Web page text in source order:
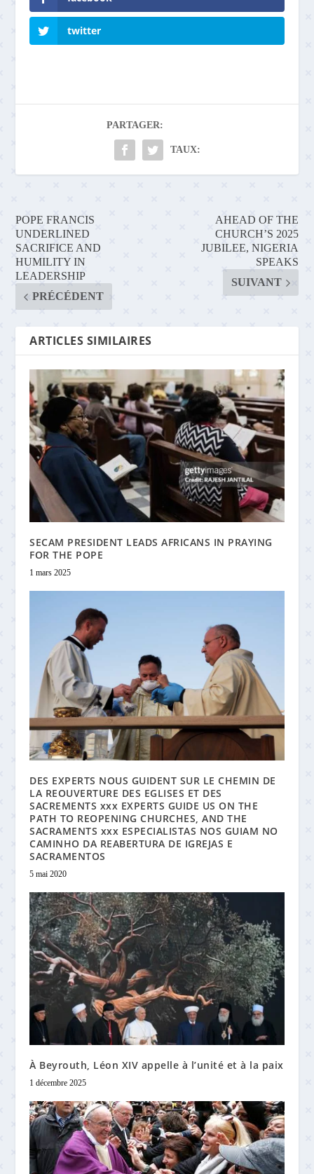
twitter
PARTAGER:
TAUX:
POPE FRANCIS
UNDERLINED
SACRIFICE AND
HUMILITY IN
LEADERSHIP
PRÉCÉDENT
AHEAD OF THE
CHURCH’S 2025
JUBILEE, NIGERIA
SPEAKS
SUIVANT
ARTICLES SIMILAIRES
SECAM PRESIDENT LEADS AFRICANS IN PRAYING
FOR THE POPE
1 mars 2025
DES EXPERTS NOUS GUIDENT SUR LE CHEMIN DE
LA REOUVERTURE DES EGLISES ET DES
SACREMENTS xxx EXPERTS GUIDE US ON THE
PATH TO REOPENING CHURCHES, AND THE
SACRAMENTS xxx ESPECIALISTAS NOS GUIAM NO
CAMINHO DA REABERTURA DE IGREJAS E
SACRAMENTOS
5 mai 2020
À Beyrouth, Léon XIV appelle à l’unité et à la paix
1 décembre 2025